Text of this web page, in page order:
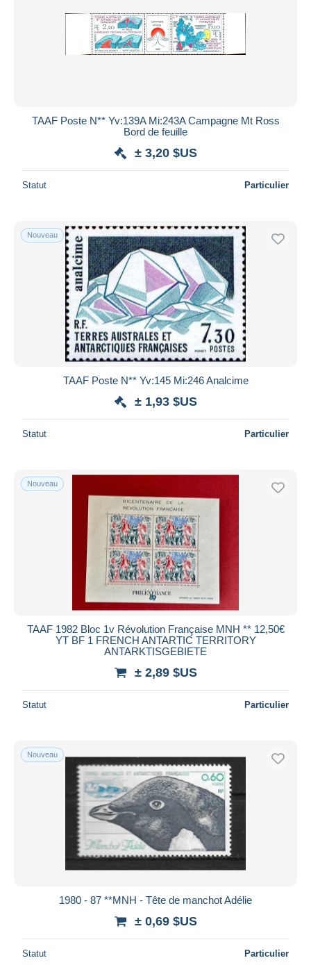
TAAF Poste N** Yv:139A Mi:243A Campagne Mt Ross
Bord de feuille
± 3,20 $US
Statut Particulier
Nouveau
TAAF Poste N** Yv:145 Mi:246 Analcime
± 1,93 $US
Statut Particulier
Nouveau
TAAF 1982 Bloc 1v Révolution Française MNH ** 12,50€
YT BF 1 FRENCH ANTARTIC TERRITORY
ANTARKTISGEBIETE
± 2,89 $US
Statut Particulier
Nouveau
1980 - 87 **MNH - Tête de manchot Adélie
± 0,69 $US
Statut Particulier